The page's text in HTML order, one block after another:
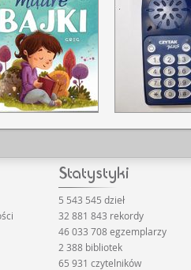
5 543 545 dzieł
32 881 843 rekordy
46 033 708 egzemplarzy
2 388 bibliotek
65 931 czytelników